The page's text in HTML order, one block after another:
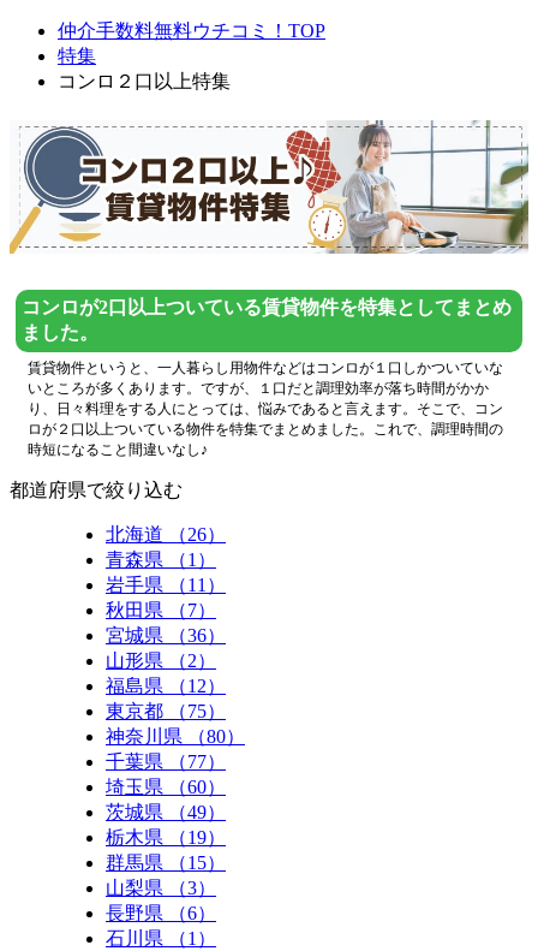
仲介手数料無料ウチコミ！TOP
特集
コンロ２口以上特集
コンロが2口以上ついている賃貸物件を特集としてまとめ
ました。
賃貸物件というと、一人暮らし用物件などはコンロが１口しかついていな
いところが多くあります。ですが、１口だと調理効率が落ち時間がかか
り、日々料理をする人にとっては、悩みであると言えます。そこで、コン
ロが２口以上ついている物件を特集でまとめました。これで、調理時間の
時短になること間違いなし♪
都道府県で絞り込む
北海道 （26）
青森県 （1）
岩手県 （11）
秋田県 （7）
宮城県 （36）
山形県 （2）
福島県 （12）
東京都 （75）
神奈川県 （80）
千葉県 （77）
埼玉県 （60）
茨城県 （49）
栃木県 （19）
群馬県 （15）
山梨県 （3）
長野県 （6）
石川県 （1）